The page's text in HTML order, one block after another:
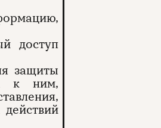
доступ
защиты
к ним,